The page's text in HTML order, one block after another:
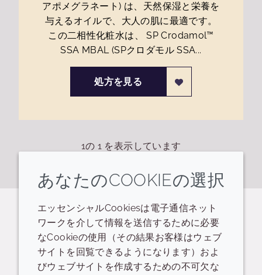
アポメグラネート) は、天然保湿と栄養を
与えるオイルで、大人の肌に最適です。
この二相性化粧水は、 SP Crodamol™
SSA MBAL (SPクロダモル SSA...
処方を見る
1の 1 を表示しています
関連するリソース
POS Presentation - thematic/trend
あなたのCOOKIEの選択
エッセンシャルCookiesは電子通信ネット
ワークを介して情報を送信するために必要
なCookieの使用（その結果お客様はウェブ
サイトを回覧できるようになります）およ
びウェブサイトを作成するための不可欠な